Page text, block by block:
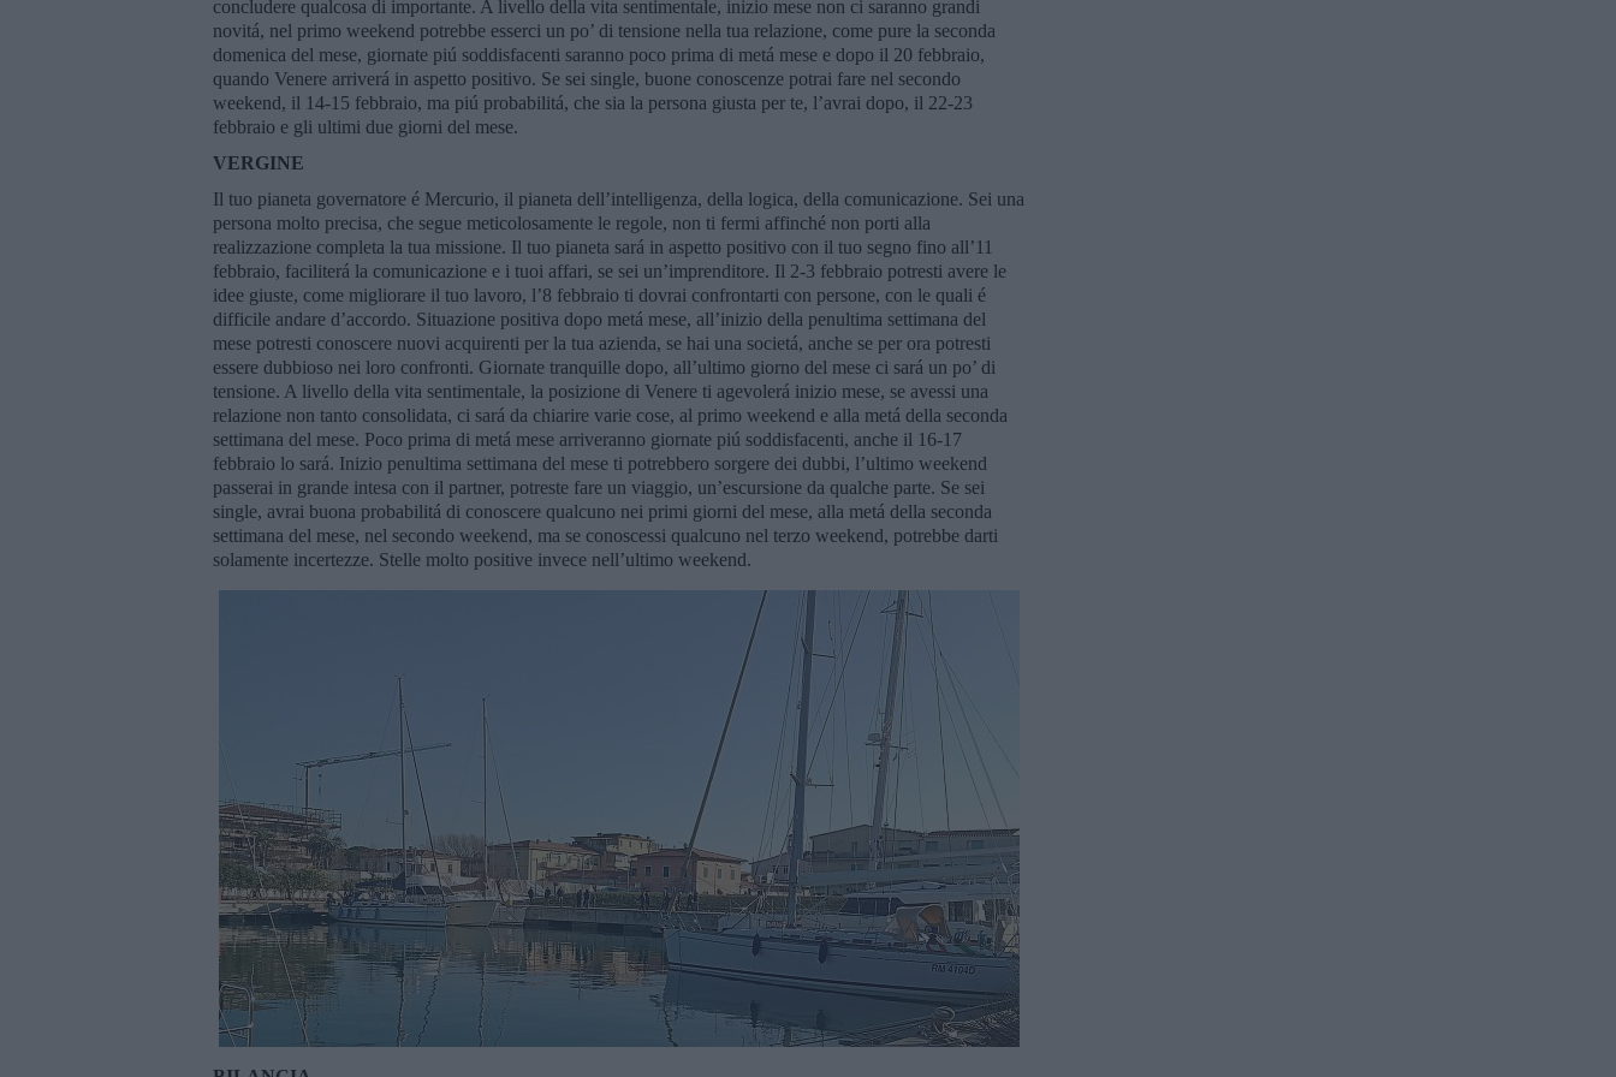
concludere qualcosa di importante. A livello della vita sentimentale, inizio mese non ci saranno grandi
novitá, nel primo weekend potrebbe esserci un po’ di tensione nella tua relazione, come pure la seconda
domenica del mese, giornate piú soddisfacenti saranno poco prima di metá mese e dopo il 20 febbraio,
quando Venere arriverá in aspetto positivo. Se sei single, buone conoscenze potrai fare nel secondo
weekend, il 14-15 febbraio, ma piú probabilitá, che sia la persona giusta per te, l’avrai dopo, il 22-23
febbraio e gli ultimi due giorni del mese.
VERGINE
Il tuo pianeta governatore é Mercurio, il pianeta dell’intelligenza, della logica, della comunicazione. Sei una
persona molto precisa, che segue meticolosamente le regole, non ti fermi affinché non porti alla
realizzazione completa la tua missione. Il tuo pianeta sará in aspetto positivo con il tuo segno fino all’11
febbraio, faciliterá la comunicazione e i tuoi affari, se sei un’imprenditore. Il 2-3 febbraio potresti avere le
idee giuste, come migliorare il tuo lavoro, l’8 febbraio ti dovrai confrontarti con persone, con le quali é
difficile andare d’accordo. Situazione positiva dopo metá mese, all’inizio della penultima settimana del
mese potresti conoscere nuovi acquirenti per la tua azienda, se hai una societá, anche se per ora potresti
essere dubbioso nei loro confronti. Giornate tranquille dopo, all’ultimo giorno del mese ci sará un po’ di
tensione. A livello della vita sentimentale, la posizione di Venere ti agevolerá inizio mese, se avessi una
relazione non tanto consolidata, ci sará da chiarire varie cose, al primo weekend e alla metá della seconda
settimana del mese. Poco prima di metá mese arriveranno giornate piú soddisfacenti, anche il 16-17
febbraio lo sará. Inizio penultima settimana del mese ti potrebbero sorgere dei dubbi, l’ultimo weekend
passerai in grande intesa con il partner, potreste fare un viaggio, un’escursione da qualche parte. Se sei
single, avrai buona probabilitá di conoscere qualcuno nei primi giorni del mese, alla metá della seconda
settimana del mese, nel secondo weekend, ma se conoscessi qualcuno nel terzo weekend, potrebbe darti
solamente incertezze. Stelle molto positive invece nell’ultimo weekend.